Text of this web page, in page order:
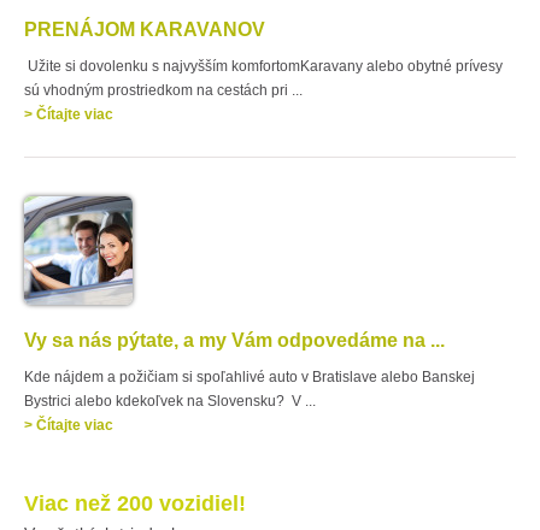
PRENÁJOM KARAVANOV
Užite si dovolenku s najvyšším komfortomKaravany alebo obytné prívesy
sú vhodným prostriedkom na cestách pri ...
> Čítajte viac
Vy sa nás pýtate, a my Vám odpovedáme na ...
Kde nájdem a požičiam si spoľahlivé auto v Bratislave alebo Banskej
Bystrici alebo kdekoľvek na Slovensku? V ...
> Čítajte viac
Viac než 200 vozidiel!